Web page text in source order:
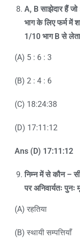
A, Bसाझेदार हैं जो
भाग के लिए फर्म में
1/10 भागBसे लेता
(A) 5 : 6 : 3
(B) 2 : 4 : 6
(C) 18:24:38
(D) 17:11:12
Ans (D) 17:11:12
निम्न में से कौन–
पर अनिवार्यतः
(A) रहतिया
(B) स्थायी सम्पत्तियाँ